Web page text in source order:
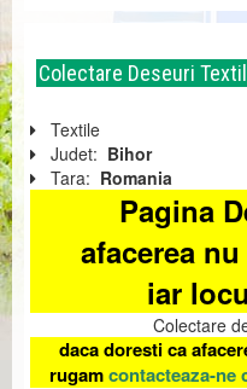
Colectare Deseuri
Textile
Judet: Bihor
Tara: Romania
Pagina
afacerea
iar
Colectare
daca doresti ca
rugamcontacteaza-ne